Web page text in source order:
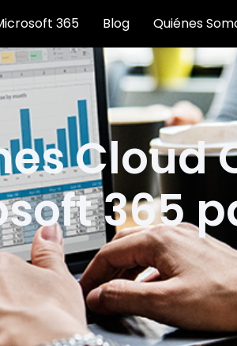
365 Blog Quiénes
Cloud
365